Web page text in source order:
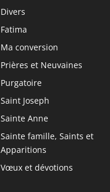
Divers
Fatima
Ma conversion
Prières et Neuvaines
Purgatoire
Saint Joseph
Sainte Anne
Sainte famille, Saints et
Apparitions
Vœux et dévotions